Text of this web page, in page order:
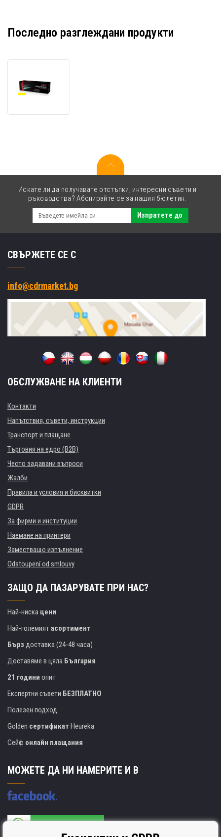
Последно разглеждани продукти
за
Искате ли да получавате отстъпки, интересни съвети и
ръководства? Абонирайте се за нашия бюлетин.
Изпратете до
СВЪРЖЕТЕ СЕ С
info@cdrmarket.bg
ОБСЛУЖВАНЕ НА КЛИЕНТИ
Контакти
Напътствия, съвети, инструкции
Транспорт и плащане
Търговия на едро (B2B)
Често задавани въпроси
Жалби
Правила и условия и бисквитки
GDPR
За фирми и институции
Наемане на принтери
Заместващо изпълнение
Odstoupení od smlouvy
ЗАЩО ДА ПАЗАРУВАТЕ ПРИ НАС?
Най-ниска цени
Най-големиятасортимент
Бърз доставка (24-48 часа)
Доставяме в цяла България
21 години опит
Експертни съвети БЕЗПЛАТНО
Полезен подход
Golden сертификат Heureka
Сейф онлайн плащания
МОЖЕТЕ ДА НИ НАМЕРИТЕ И В